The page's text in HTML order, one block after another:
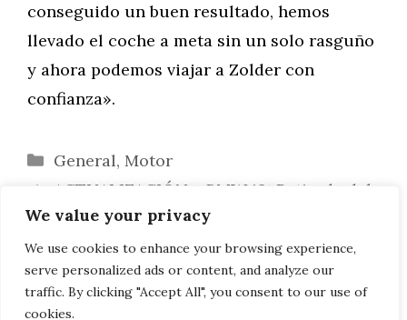
We value your privacy
We use cookies to enhance your browsing experience,
serve personalized ads or content, and analyze our
traffic. By clicking "Accept All", you consent to our use of
cookies.
conseguido un buen resultado, hemos
llevado el coche a meta sin un solo rasguño
y ahora podemos viajar a Zolder con
confianza».
Categorías
General, Motor
ACTUALIZACIÓN – BMW i3: Retirada del
mercado por defecto del airbag en EE.UU. (?)
Hoyo en uno: el golfista profesional
Graeme Storm se hace con un BMW i8